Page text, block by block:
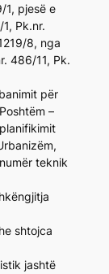
1, pjesë e
Pk.nr.
8, nga
486/11, Pk.
për
–
teknik
shtojca
jashtë